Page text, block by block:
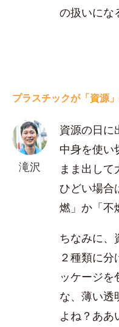
の扱いにな
プラスチックが「資源
滝沢
資源の日に
中身を使い
まま出し
ひどい場合
燃」か「不
ちなみに、
２種類に
ッケージを
な、薄い透
よね？ああ